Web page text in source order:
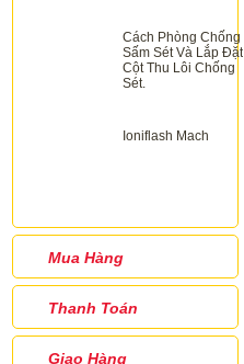
Cách Phòng Chống
Sấm Sét Và Lắp Đặt
Cột Thu Lôi Chống
Sét.
Ioniflash Mach
Mua Hàng
Thanh Toán
Giao Hàng